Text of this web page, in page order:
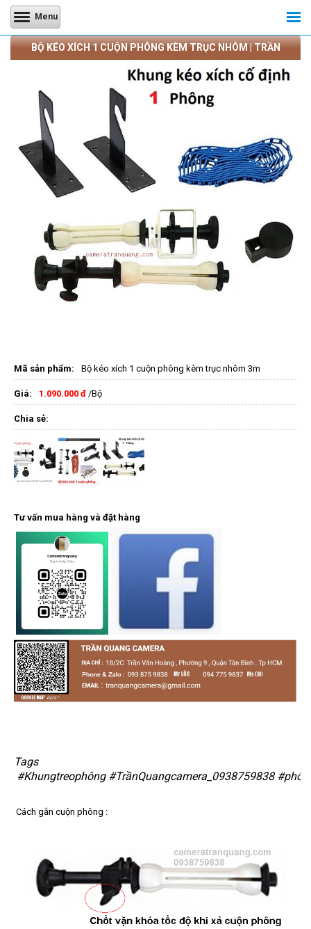
Menu
BỘ KÉO XÍCH 1 CUỘN PHÔNG KÈM TRỤC NHÔM | TRẦN
QUANG CAMERA
Mã sản phẩm: Bộ kéo xích 1 cuộn phông kèm trục nhôm 3m
Giá: 1.090.000 đ /Bộ
Chia sẻ:
Tư vấn mua hàng và đặt hàng
Tags
#Khungtreophông #TrầnQuangcamera_0938759838
Cách gắn cuộn phông :